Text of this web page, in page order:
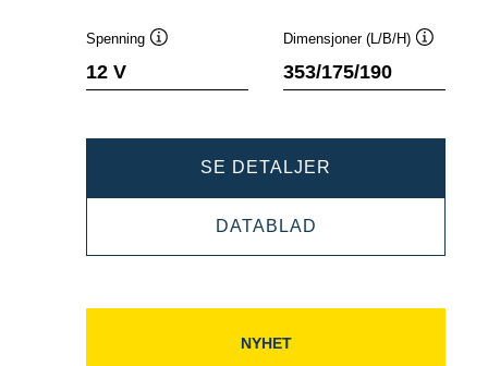
Spenning
12 V
Dimensjoner (L/B/H)
353/175/190
SE DETALJER
EFB
DATABLAD
EFB
NYHET